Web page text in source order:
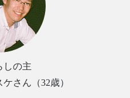
しの主
さん（32歳）